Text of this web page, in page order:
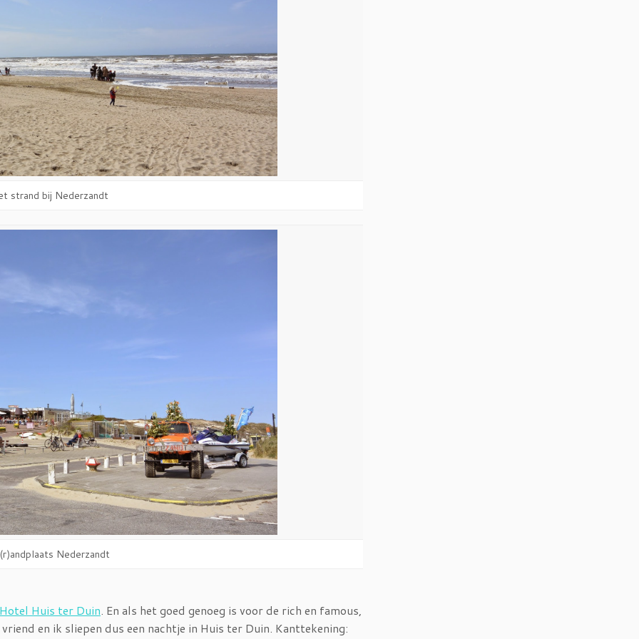
strand bij Nederzandt
Nederzandt
Huis ter Duin. En als het goed genoeg is voor de rich en famous,
en ik sliepen dus een nachtje in Huis ter Duin. Kanttekening: